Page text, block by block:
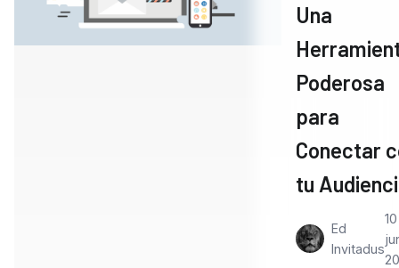
Una
Poderosa
para
Conectar
tu
Ed
Invitadus
10